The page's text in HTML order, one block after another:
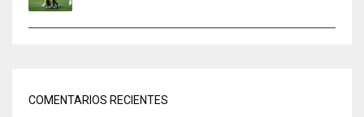
COMENTARIOS RECIENTES